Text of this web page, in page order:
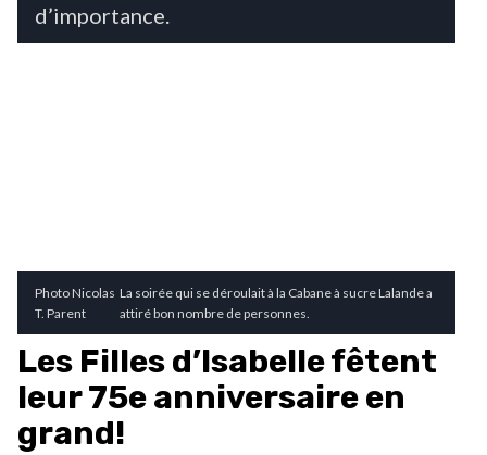
d’importance.
Photo Nicolas
T. Parent
La soirée qui se déroulait à la Cabane à sucre Lalande a
attiré bon nombre de personnes.
Les Filles d’Isabelle fêtent
leur 75e anniversaire en
grand!